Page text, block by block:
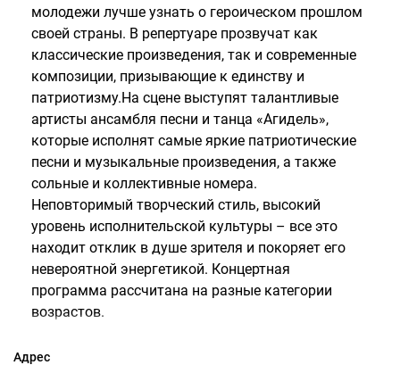
молодежи лучше узнать о героическом прошлом
своей страны. В репертуаре прозвучат как
классические произведения, так и современные
композиции, призывающие к единству и
патриотизму.На сцене выступят талантливые
артисты ансамбля песни и танца «Агидель»,
которые исполнят самые яркие патриотические
песни и музыкальные произведения, а также
сольные и коллективные номера.
Неповторимый творческий стиль, высокий
уровень исполнительской культуры – все это
находит отклик в душе зрителя и покоряет его
невероятной энергетикой. Концертная
программа рассчитана на разные категории
возрастов.
Адрес